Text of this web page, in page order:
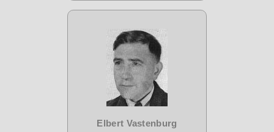
Elbert Vastenburg